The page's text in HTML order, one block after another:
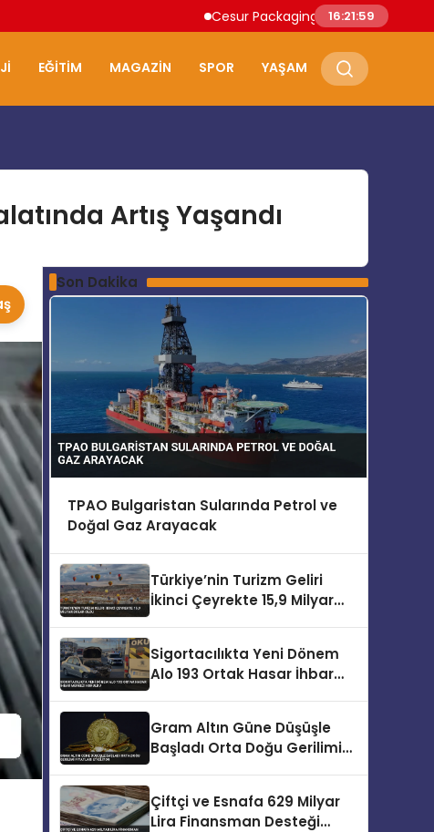
Cesur Packaging, Mısır’daki Üretim
16:22:00
EĞITIM MAGAZIN SPOR YAŞAM
Artış Yaşandı
Son Dakika
TPAO Bulgaristan Sularında Petrol ve
Doğal Gaz Arayacak
Türkiye’nin Turizm Geliri
İkinci Çeyrekte 15,9 Milyar
Sigortacılıkta Yeni Dönem
Alo 193 Ortak Hasar İhbar
Gram Altın Güne Düşüşle
Başladı Orta Doğu Gerilimi
Çiftçi ve Esnafa 629 Milyar
Lira Finansman Desteği